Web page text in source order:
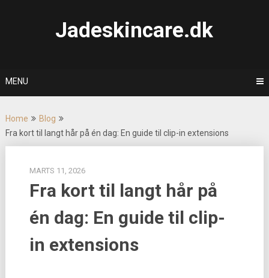
Jadeskincare.dk
MENU
Home
Blog
Fra kort til langt hår på én dag: En guide til clip-in extensions
MARTS 11, 2026
Fra kort til langt hår på
én dag: En guide til clip-
in extensions